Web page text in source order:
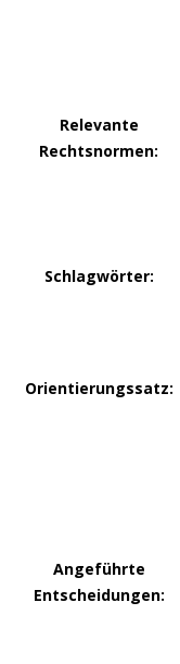
Relevante
Rechtsnormen:
Schlagwörter:
Orientierungssatz:
Angeführte
Entscheidungen: